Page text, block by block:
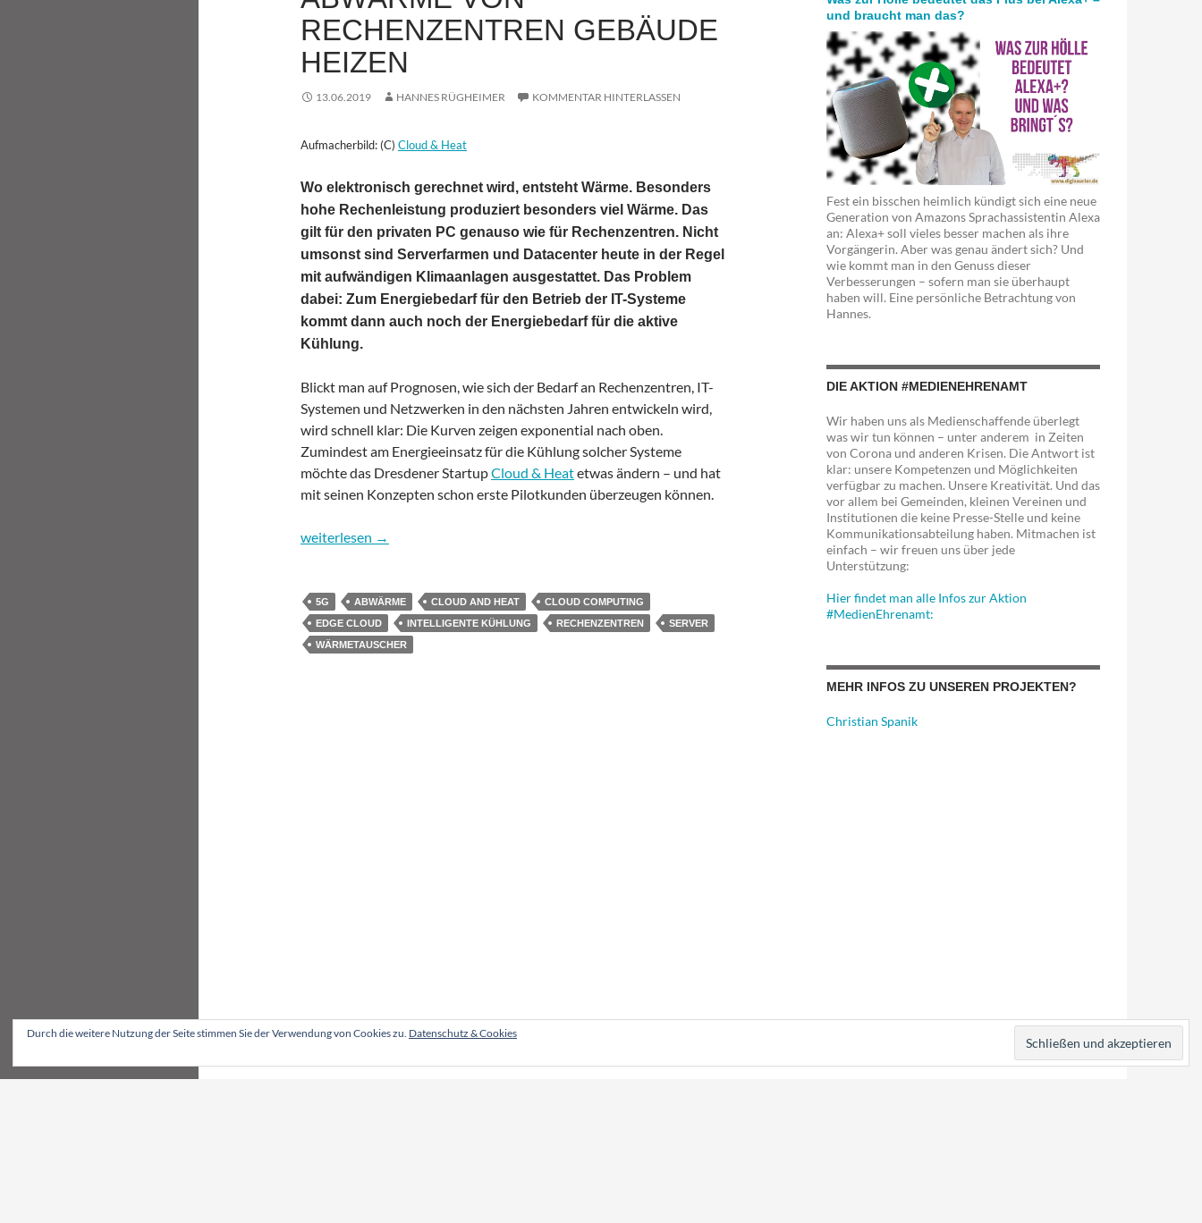
RECHENZENTREN GEBÄUDE
HEIZEN
13.06.2019 HANNES RÜGHEIMER KOMMENTAR HINTERLASSEN
Aufmacherbild: (C) Cloud & Heat
Wo elektronisch gerechnet wird, entsteht Wärme. Besonders
hohe Rechenleistung produziert besonders viel Wärme. Das
gilt für den privaten PC genauso wie für Rechenzentren. Nicht
umsonst sind Serverfarmen und Datacenter heute in der Regel
mit aufwändigen Klimaanlagen ausgestattet. Das Problem
dabei: Zum Energiebedarf für den Betrieb der IT-Systeme
kommt dann auch noch der Energiebedarf für die aktive
Kühlung.
Blickt man auf Prognosen, wie sich der Bedarf an Rechenzentren, IT-
Systemen und Netzwerken in den nächsten Jahren entwickeln wird,
wird schnell klar: Die Kurven zeigen exponential nach oben.
Zumindest am Energieeinsatz für die Kühlung solcher Systeme
möchte das Dresdener StartupCloud & Heatetwas ändern – und hat
mit seinen Konzepten schon erste Pilotkunden überzeugen können.
Cloud & Heat – mit der Abwärme von Rechenzentren Gebäude heizen
weiterlesen →
5G ABWÄRME CLOUD AND HEAT
CLOUD COMPUTING
EDGE CLOUD
INTELLIGENTE KÜHLUNG RECHENZENTREN
SERVER
WÄRMETAUSCHER
und braucht man das?
Fest ein bisschen heimlich kündigt sich eine neue
Generation von Amazons Sprachassistentin Alexa
an: Alexa+ soll vieles besser machen als ihre
Vorgängerin. Aber was genau ändert sich? Und
wie kommt man in den Genuss dieser
Verbesserungen – sofern man sie überhaupt
haben will. Eine persönliche Betrachtung von
Hannes.
DIE AKTION #MEDIENEHRENAMT
Wir haben uns als Medienschaffende überlegt
was wir tun können – unter anderem in Zeiten
von Corona und anderen Krisen. Die Antwort ist
klar: unsere Kompetenzen und Möglichkeiten
verfügbar zu machen. Unsere Kreativität. Und das
vor allem bei Gemeinden, kleinen Vereinen und
Institutionen die keine Presse-Stelle und keine
Kommunikationsabteilung haben. Mitmachen ist
einfach – wir freuen uns über jede
Unterstützung:
Hier findet man alle Infos zur Aktion
#MedienEhrenamt:
MEHR INFOS ZU UNSEREN PROJEKTEN?
Christian Spanik
Durch die weitere Nutzung der Seite stimmen Sie der Verwendung von Cookies zu. Datenschutz & Cookies